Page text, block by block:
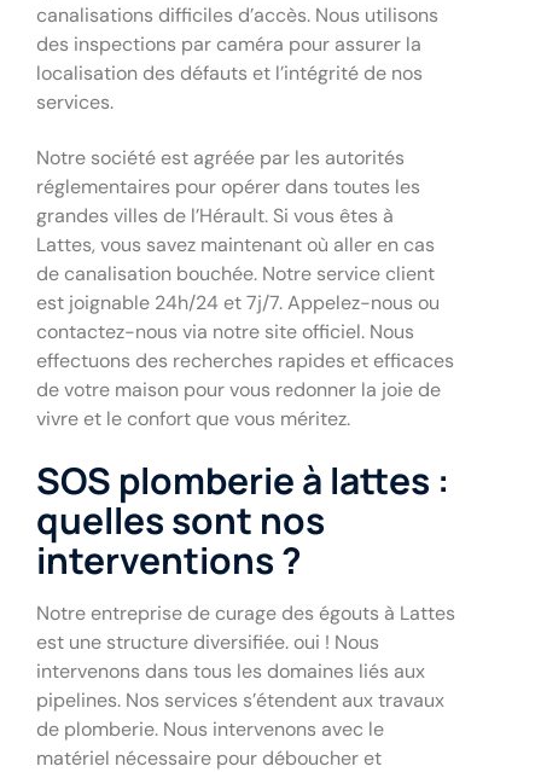
canalisations difficiles d’accès. Nous utilisons
des inspections par caméra pour assurer la
localisation des défauts et l’intégrité de nos
services.
Notre société est agréée par les autorités
réglementaires pour opérer dans toutes les
grandes villes de l’Hérault. Si vous êtes à
Lattes, vous savez maintenant où aller en cas
de canalisation bouchée. Notre service client
est joignable 24h/24 et 7j/7. Appelez-nous ou
contactez-nous via notre site officiel. Nous
effectuons des recherches rapides et efficaces
de votre maison pour vous redonner la joie de
vivre et le confort que vous méritez.
SOS plomberie à lattes :
quelles sont nos
interventions ?
Notre entreprise de curage des égouts à Lattes
est une structure diversifiée. oui ! Nous
intervenons dans tous les domaines liés aux
pipelines. Nos services s’étendent aux travaux
de plomberie. Nous intervenons avec le
matériel nécessaire pour déboucher et